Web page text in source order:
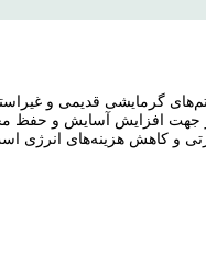
گرمایشی قدیمی و
جهت افزایش آسایش و حفظ
و کاهش هزینه‌های انرژی